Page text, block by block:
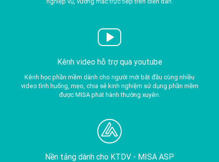
Kênh video hỗ trợ qua youtube
Kênh học phần mềm dành cho người mới bắt đầu cùng nhiều
video tình huống, mẹo, chia sẻ kinh nghiệm sử dụng phần mềm
được MISA phát hành thường xuyên.
Nền tảng dành cho KTDV - MISA ASP